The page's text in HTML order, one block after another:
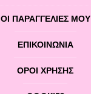
ΟΙ ΠΑΡΑΓΓΕΛΙΕΣ ΜΟΥ
ΕΠΙΚΟΙΝΩΝΊΑ
ΌΡΟΙ ΧΡΉΣΗΣ